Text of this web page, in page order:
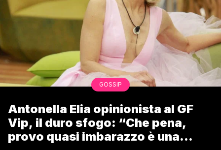
GOSSIP
Antonella Elia opinionista al GF
Vip, il duro sfogo: “Che pena,
provo quasi imbarazzo è una